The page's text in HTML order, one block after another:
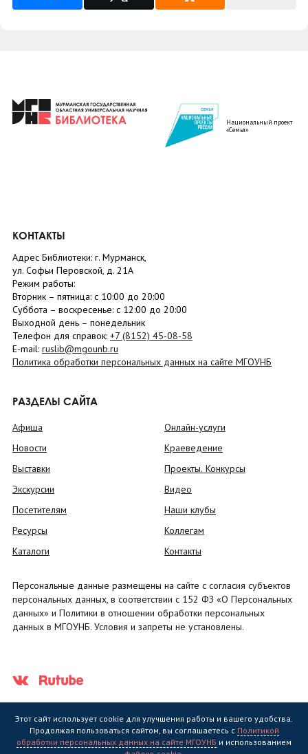
Национальный проект
«Семья»
КОНТАКТЫ
Адрес Библиотеки: г. Мурманск,
ул. Софьи Перовской, д. 21А
Режим работы:
Вторник – пятница: с 10:00 до 20:00
Суббота – воскресенье: c 12:00 до 20:00
Выходной день – понедельник
Телефон для справок: +7 (8152) 45-08-58
E-mail: ruslib@mgounb.ru
Политика обработки персональных данных на сайте МГОУНБ
РАЗДЕЛЫ САЙТА
Афиша
Новости
Выставки
Экскурсии
Посетителям
Ресурсы
Каталоги
Онлайн-услуги
Краеведение
Проекты. Конкурсы
Видео
Наши клубы
Коллегам
Контакты
Персональные данные размещены на сайте с согласия субъектов
персональных данных, в соответствии с 152 ФЗ «О Персональных
данных» и Политики в отношении обработки персональных
данных в МГОУНБ. Условия и запреты не установлены.
Этот сайт использует cookie для улучшения работы и вашего удобства.
Продолжая пользоваться сайтом, вы соглашаетесь с Политикой
обработки персональных данных на сайте МГОУНБ и использованием